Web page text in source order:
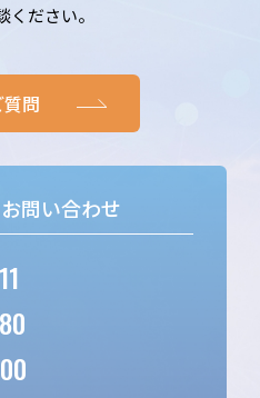
ください。
問
問い合わせ